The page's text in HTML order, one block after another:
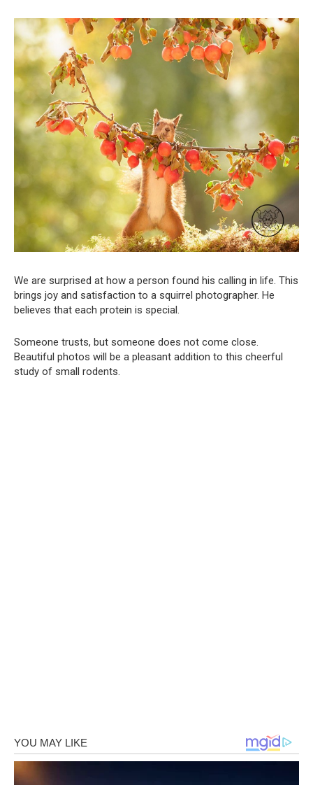
We are surprised at how a person found his calling in life. This
brings joy and satisfaction to a squirrel photographer. He
believes that each protein is special.
Someone trusts, but someone does not come close.
Beautiful photos will be a pleasant addition to this cheerful
study of small rodents.